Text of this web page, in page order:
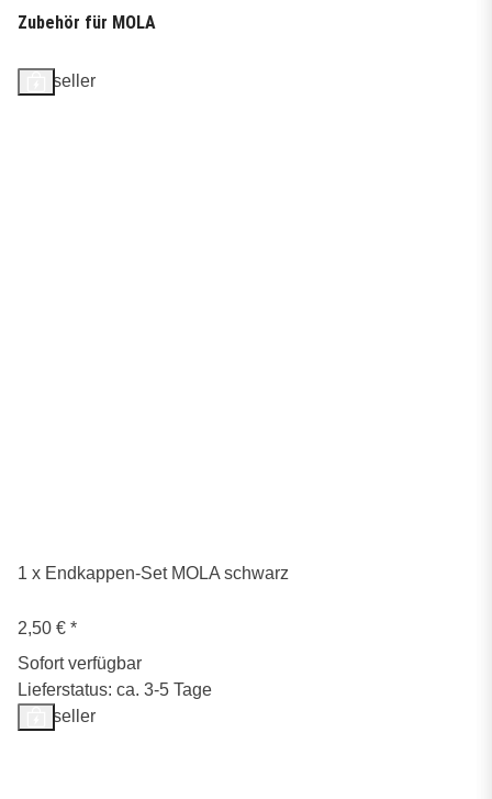
Zubehör für MOLA
Bestseller
1 x Endkappen-Set MOLA schwarz
2,50 € *
Sofort verfügbar
Lieferstatus: ca. 3-5 Tage
Bestseller